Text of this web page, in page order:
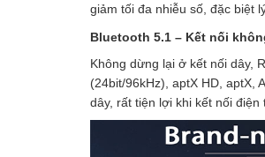
giảm tối đa nhiễu số, đặc biệt
Bluetooth 5.1 – Kết nối
Không dừng lại ở kết nối dây,
(24bit/96kHz), aptX HD, aptX,
dây, rất tiện lợi khi kết nối